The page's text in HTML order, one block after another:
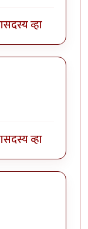
सदस्य व्हा
सदस्य व्हा